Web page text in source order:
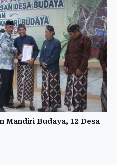
Mandiri Budaya, 12 Desa